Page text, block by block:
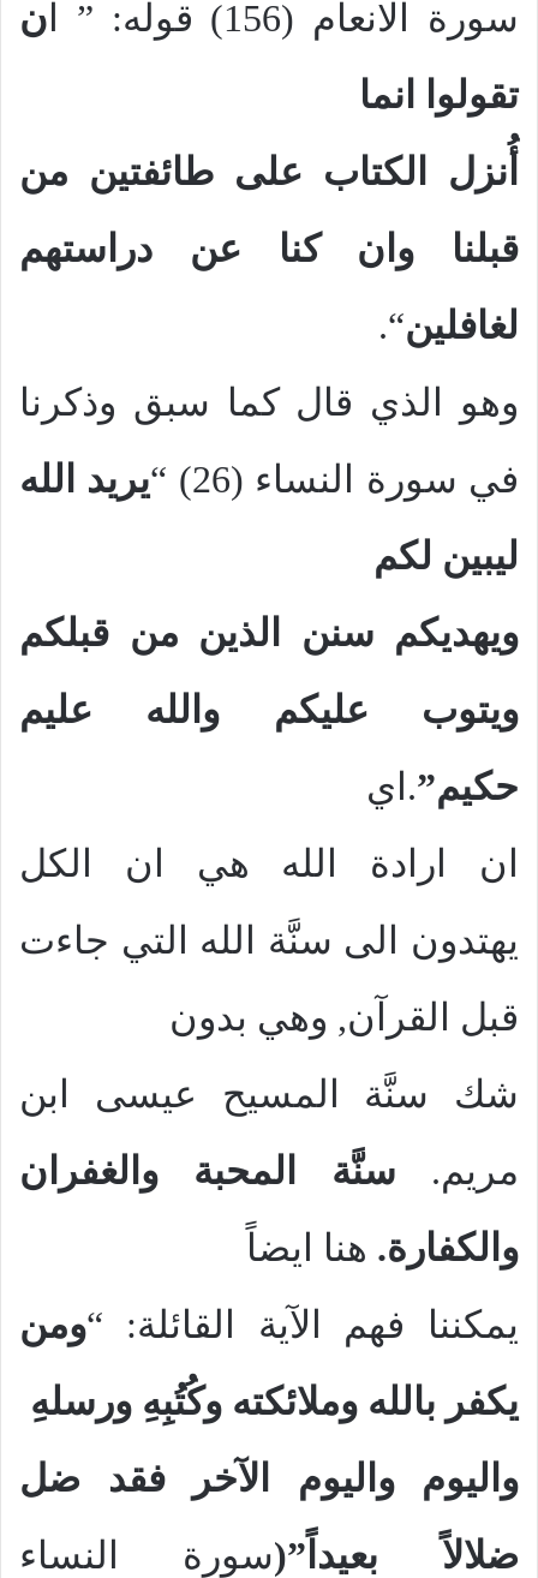
سورة الانعام (156) قوله: ” ا
ن
تقولوا انما
أُنزل الكتاب على طائفتين من
قبلنا وان كنا عن دراستهم
لغافلين“.
وهو الذي قال كما سبق وذكرنا
في سورة النساء (26) “
يريد الله
ليبين لكم
ويهديكم سنن الذين من قبلكم
ويتوب عليكم والله عليم
حكيم”.اي
ان ارادة الله هي ان الكل
يهتدون الى سنَّة الله التي جاءت
قبل القرآن, وهي بدون
شك سنَّة المسيح عيسى ابن
مريم. سنَّة المحبة والغفران
والكفارة. هنا ايضاً
يمكننا فهم الآية القائلة: “ومن
يكفر بالله وملائكته وكُتُبِهِ ورسلهِ
واليوم واليوم الآخر فقد ضل
ضلالاً بعيداً”(سورة النساء